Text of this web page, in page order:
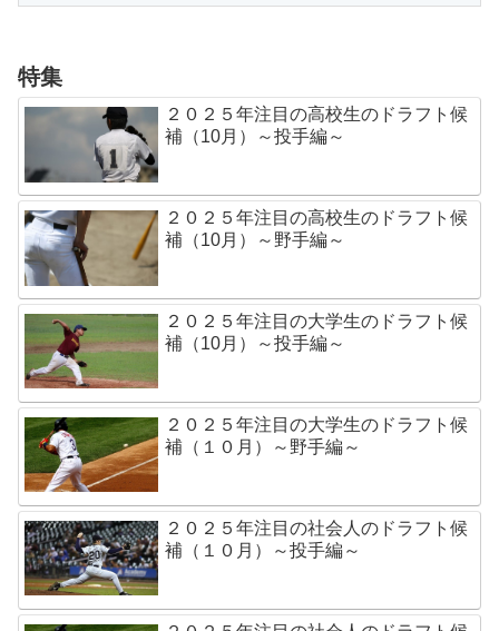
特集
２０２５年注目の高校生のドラフト候
補（10月）～投手編～
２０２５年注目の高校生のドラフト候
補（10月）～野手編～
２０２５年注目の大学生のドラフト候
補（10月）～投手編～
２０２５年注目の大学生のドラフト候
補（１０月）～野手編～
２０２５年注目の社会人のドラフト候
補（１０月）～投手編～